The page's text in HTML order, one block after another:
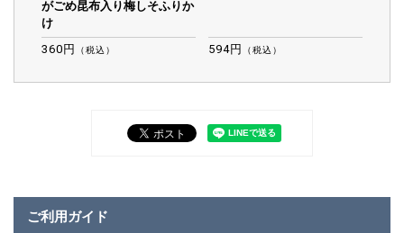
がごめ昆布入り梅しそふりか
け
360円
（税込） 594円 （税込）
ご利用ガイド